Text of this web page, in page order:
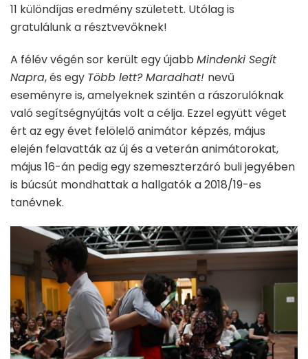
11 különdíjas eredmény született. Utólag is
gratulálunk a résztvevőknek!
A félév végén sor került egy újabb Mindenki Segít
Napra, és egy Több lett? Maradhat! nevű
eseményre is, amelyeknek szintén a rászorulóknak
való segítségnyújtás volt a célja. Ezzel együtt véget
ért az egy évet felölelő animátor képzés, május
elején felavatták az új és a veterán animátorokat,
május 16-án pedig egy szemeszterzáró buli jegyében
is búcsút mondhattak a hallgatók a 2018/19-es
tanévnek.